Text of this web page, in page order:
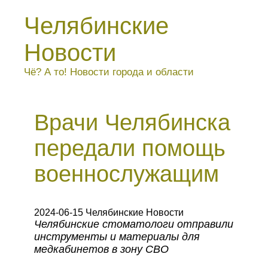
Челябинские
Новости
Чё? А то! Новости города и области
Врачи Челябинска
передали помощь
военнослужащим
2024-06-15 Челябинские Новости
Челябинские стоматологи отправили
инструменты и материалы для
медкабинетов в зону СВО